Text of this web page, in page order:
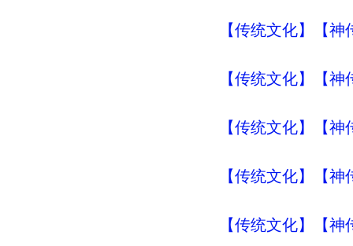
【传统文化】【
【传统文化】【
【传统文化】【
【传统文化】【
【传统文化】【